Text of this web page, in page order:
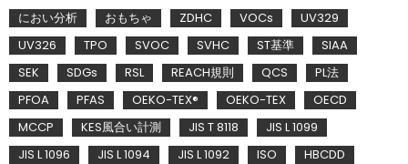
におい分析
おもちゃ ZDHC VOCs
UV329
UV326
TPO SVOC SVHC ST基準
SIAA
SEK
SDGs RSL REACH規則 QCS
PL法
PFOA
PFAS OEKO-TEX® OEKO-TEX
OECD
MCCP
KES風合い計測 JIS T 8118
JIS L 1099
JIS L 1096
JIS L 1094 JIS L 1092 ISO
HBCDD